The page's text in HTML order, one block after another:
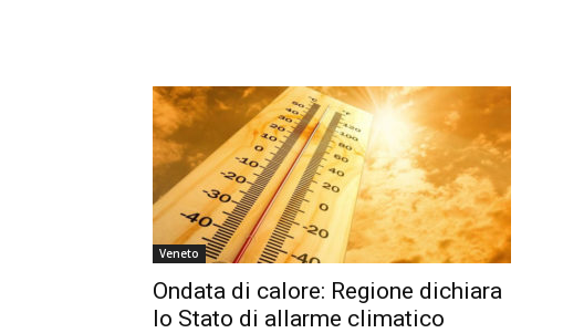
Veneto
Ondata di calore: Regione dichiara
lo Stato di allarme climatico